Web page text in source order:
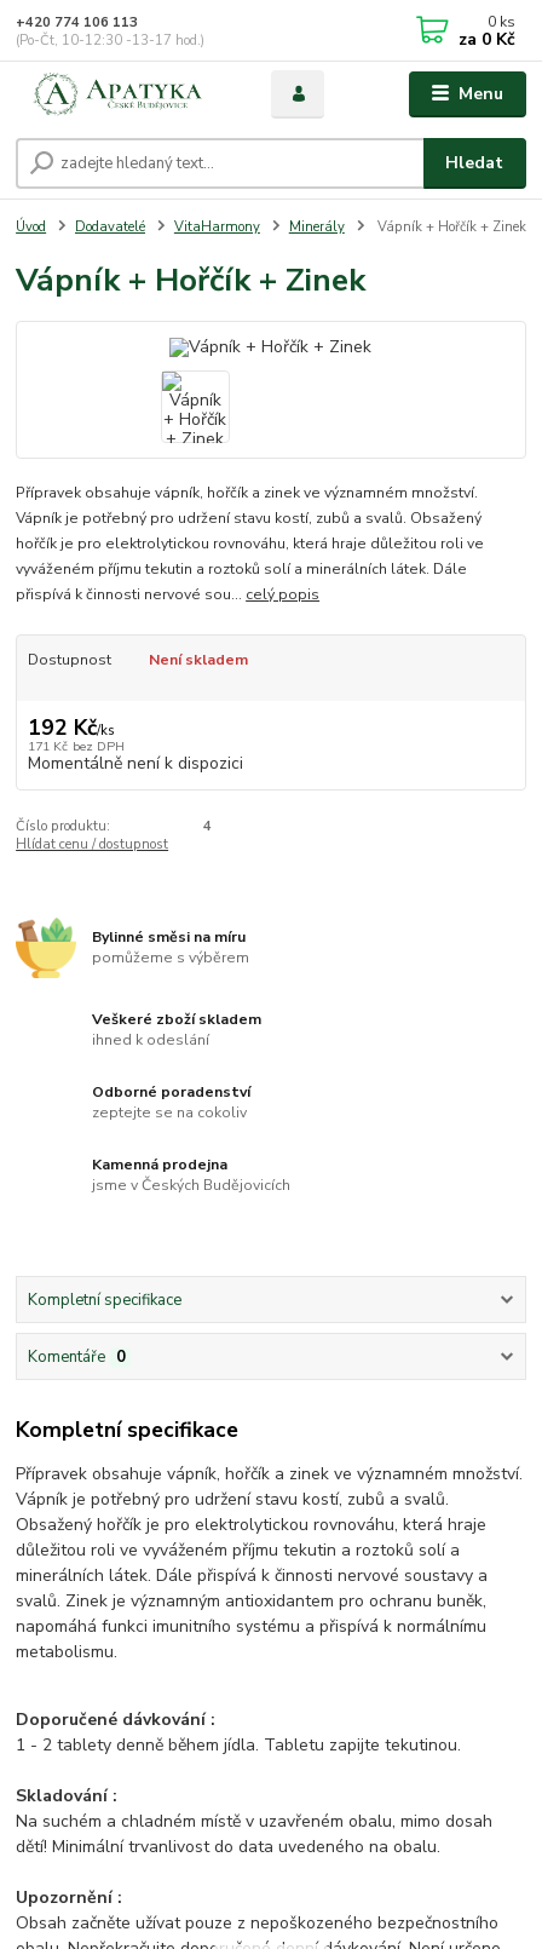
Menu
Hledat
+420 774 106 113
(Po-Čt, 10-12:30 -13-17 hod.)
0 ks
za 0 Kč
Úvod Dodavatelé VitaHarmony Minerály Vápník + Hořčík + Zinek
Vápník + Hořčík + Zinek
Přípravek obsahuje vápník, hořčík a zinek ve významném množství.
Vápník je potřebný pro udržení stavu kostí, zubů a svalů. Obsažený
hořčík je pro elektrolytickou rovnováhu, která hraje důležitou roli ve
vyváženém příjmu tekutin a roztoků solí a minerálních látek. Dále
přispívá k činnosti nervové sou... celý popis
Dostupnost Není skladem
192 Kč/ks
171 Kč bez DPH
Momentálně není k dispozici
Číslo produktu:
4
Hlídat cenu / dostupnost
Bylinné směsi na míru
pomůžeme s výběrem
Veškeré zboží skladem
ihned k odeslání
Odborné poradenství
zeptejte se na cokoliv
Kamenná prodejna
jsme v Českých Budějovicích
Kompletní specifikace
Komentáře 0
Kompletní specifikace
Přípravek obsahuje vápník, hořčík a zinek ve významném množství.
Vápník je potřebný pro udržení stavu kostí, zubů a svalů.
Obsažený hořčík je pro elektrolytickou rovnováhu, která hraje
důležitou roli ve vyváženém příjmu tekutin a roztoků solí a
minerálních látek. Dále přispívá k činnosti nervové soustavy a
svalů. Zinek je významným antioxidantem pro ochranu buněk,
napomáhá funkci imunitního systému a přispívá k normálnímu
metabolismu.
Doporučené dávkování :
1 - 2 tablety denně během jídla. Tabletu zapijte tekutinou.
Skladování :
Na suchém a chladném místě v uzavřeném obalu, mimo dosah
dětí! Minimální trvanlivost do data uvedeného na obalu.
Upozornění :
Obsah začněte užívat pouze z nepoškozeného bezpečnostního